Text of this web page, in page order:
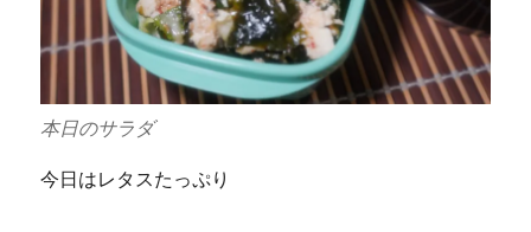
本日のサラダ
今日はレタスたっぷり